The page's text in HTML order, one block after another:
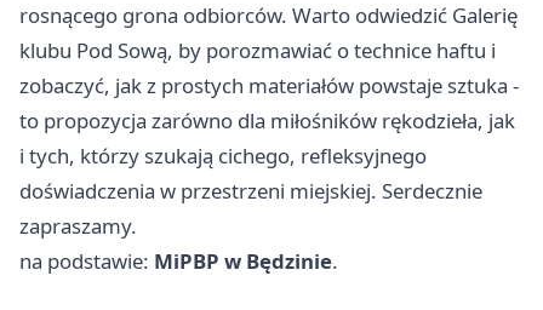
rosnącego grona odbiorców. Warto odwiedzić Galerię
klubu Pod Sową, by porozmawiać o technice haftu i
zobaczyć, jak z prostych materiałów powstaje sztuka -
to propozycja zarówno dla miłośników rękodzieła, jak
i tych, którzy szukają cichego, refleksyjnego
doświadczenia w przestrzeni miejskiej. Serdecznie
zapraszamy.
na podstawie: MiPBP w Będzinie.